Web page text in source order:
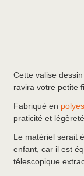
Cette valise
ravira votre petite
Fabriqué en
praticité et légèreté.
Le matériel serait
enfant, car il est
télescopique